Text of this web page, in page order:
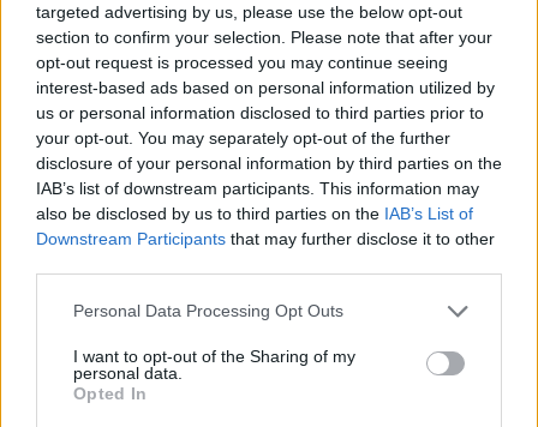
targeted advertising by us, please use the below opt-out
section to confirm your selection. Please note that after your
opt-out request is processed you may continue seeing
interest-based ads based on personal information utilized by
us or personal information disclosed to third parties prior to
your opt-out. You may separately opt-out of the further
disclosure of your personal information by third parties on the
IAB’s list of downstream participants. This information may
also be disclosed by us to third parties on the IAB’s List of
Downstream Participants that may further disclose it to other
Personal Data Processing Opt Outs
I want to opt-out of the Sharing of my
personal data.
Opted In